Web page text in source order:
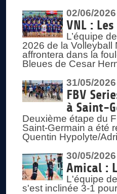
02/06/2026
VNL :
L’équipe
2026 de la
affrontera dans la
Bleues de Cesar
31/05/2026
FBV
à Saint-
Deuxième étape du
Saint-Germain a été
Quentin Hypolyte/
30/05/2026
Amical :
L'équipe
s'est inclinée 3-1